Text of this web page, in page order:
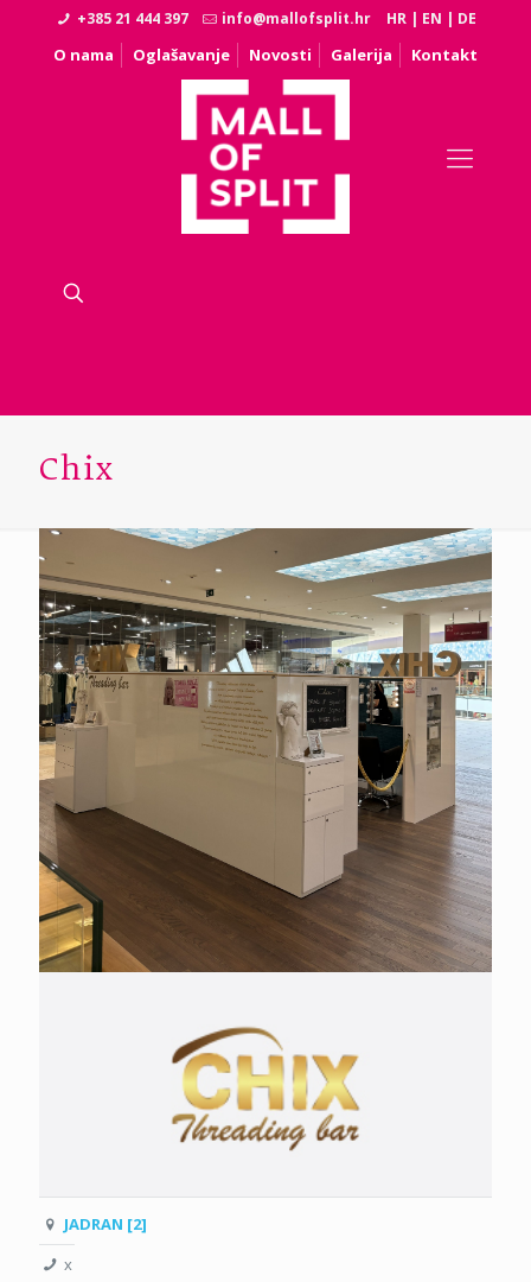
+385 21 444 397 info@mallofsplit.hr HR | EN | DE
O nama Oglašavanje Novosti Galerija Kontakt
Chix
JADRAN [2]
x